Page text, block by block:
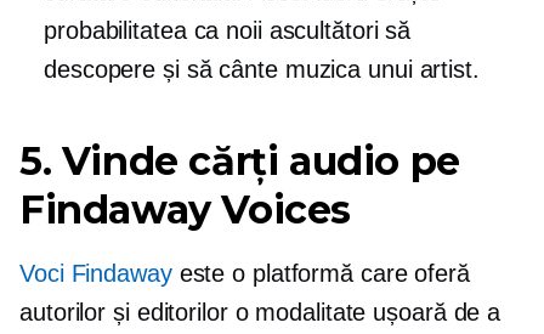
probabilitatea ca noii ascultători să
descopere și să cânte muzica unui artist.
5. Vinde cărți audio pe
Findaway Voices
Voci Findawayeste o platformă care oferă
autorilor și editorilor o modalitate ușoară de a